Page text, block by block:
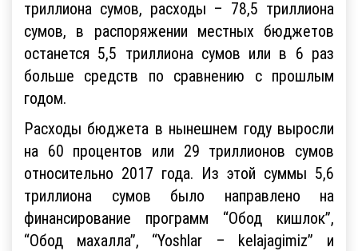
триллиона сумов, расходы – 78,5 триллиона
сумов, в распоряжении местных бюджетов
останется 5,5 триллиона сумов или в 6 раз
больше средств по сравнению с прошлым
годом.
Расходы бюджета в нынешнем году выросли
на 60 процентов или 29 триллионов сумов
относительно 2017 года. Из этой суммы 5,6
триллиона сумов было направлено на
финансирование программ “Обод кишлок”,
“Обод махалла”, “Yoshlar – kelajagimiz” и